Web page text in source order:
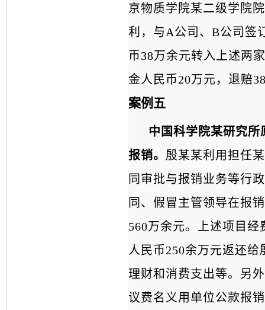
京物质学院某二级学院
利，与A公司、B公司签
币38万余元转入上述两
金人民币20万元，退赔
案例五
中国科学院某研究
报销。 殷某某利用担任
同审批与报销业务等行
同、假冒主管领导在报
560万余元。上述项目
人民币250余万元返还
理财和消费支出等。另
议费名义用单位公款报